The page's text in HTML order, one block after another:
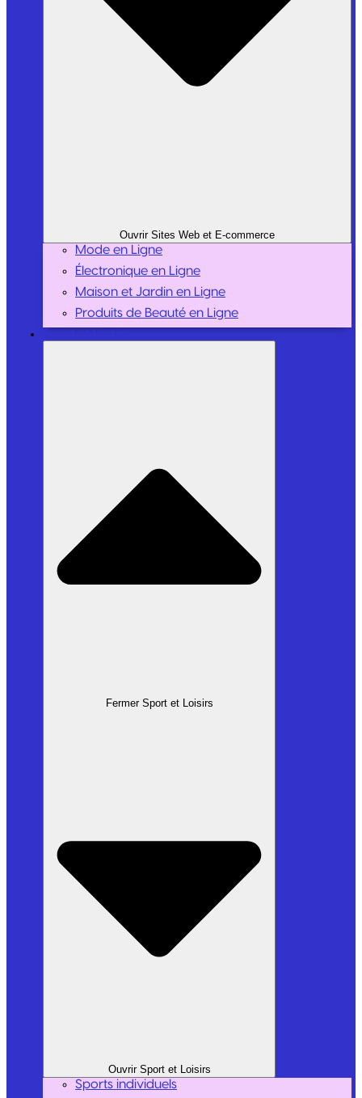
Ouvrir Sites Web et E-commerce
Mode en Ligne
Électronique en Ligne
Maison et Jardin en Ligne
Produits de Beauté en Ligne
Sport et Loisirs
Fermer Sport et Loisirs
Ouvrir Sport et Loisirs
Sports individuels